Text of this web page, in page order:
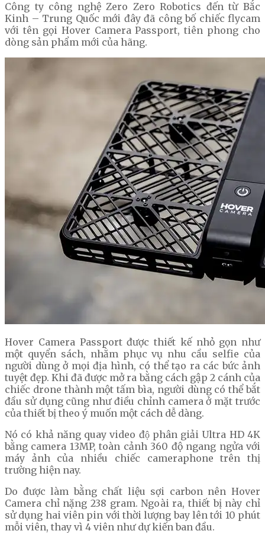
Công ty công nghệ Zero Zero Robotics đến từ Bắc
Kinh – Trung Quốc mới đây đã công bố chiếc flycam
với tên gọi Hover Camera Passport, tiên phong cho
dòng sản phẩm mới của hãng.
Hover Camera Passport được thiết kế nhỏ gọn như
một quyển sách, nhằm phục vụ nhu cầu selfie của
người dùng ở mọi địa hình, có thể tạo ra các bức ảnh
tuyệt đẹp. Khi đã được mở ra bằng cách gập 2 cánh của
chiếc drone thành một tấm bìa, người dùng có thể bắt
đầu sử dụng cũng như điều chỉnh camera ở mặt trước
của thiết bị theo ý muốn một cách dễ dàng.
Nó có khả năng quay video độ phân giải Ultra HD 4K
bằng camera 13MP, toàn cảnh 360 độ ngang ngửa với
máy ảnh của nhiều chiếc cameraphone trên thị
trường hiện nay.
Do được làm bằng chất liệu sợi carbon nên Hover
Camera chỉ nặng 238 gram. Ngoài ra, thiết bị này chỉ
sử dụng hai viên pin với thời lượng bay lên tới 10 phút
mỗi viên, thay vì 4 viên như dự kiến ban đầu.